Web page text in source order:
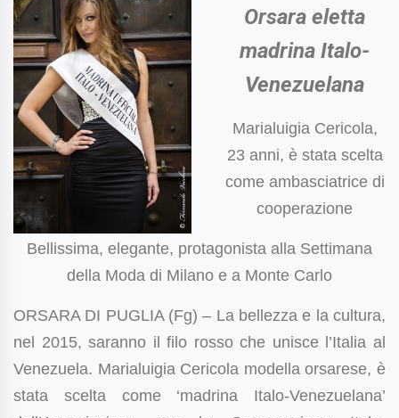
Orsara eletta
madrina Italo-
Venezuelana
Marialuigia Cericola,
23 anni, è stata scelta
come ambasciatrice di
cooperazione
Bellissima, elegante, protagonista alla Settimana
della Moda di Milano e a Monte Carlo
ORSARA DI PUGLIA (Fg) – La bellezza e la cultura,
nel 2015, saranno il filo rosso che unisce l’Italia al
Venezuela. Marialuigia Cericola modella orsarese, è
stata scelta come ‘madrina Italo-Venezuelana’